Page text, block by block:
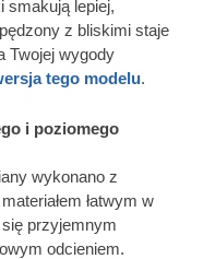
smakują lepiej,
z bliskimi staje
Twojej wygody
tego modelu.
i poziomego
wykonano z
łatwym w
przyjemnym
odcieniem.